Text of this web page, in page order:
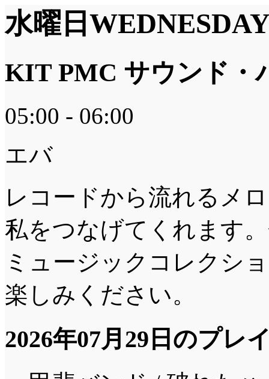
水曜日
KIT PMC サウンド・
05:00 - 06:00
エバ
レコードから流れるメ
私をつなげてくれます
ミュージックコレクシ
楽しみください。
2026年07月29日のプレ